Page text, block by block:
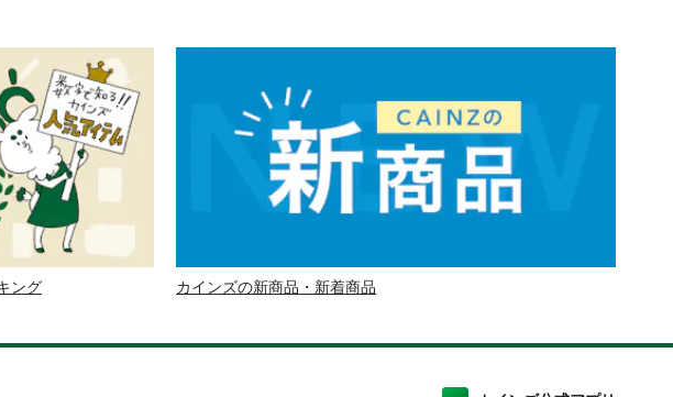
ング カインズの新商品・新着商品